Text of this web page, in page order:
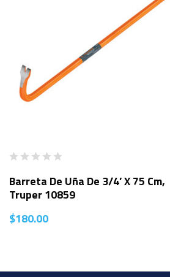
Barreta De Uña De 3/4′ X 75 Cm,
Truper 10859
$180.00